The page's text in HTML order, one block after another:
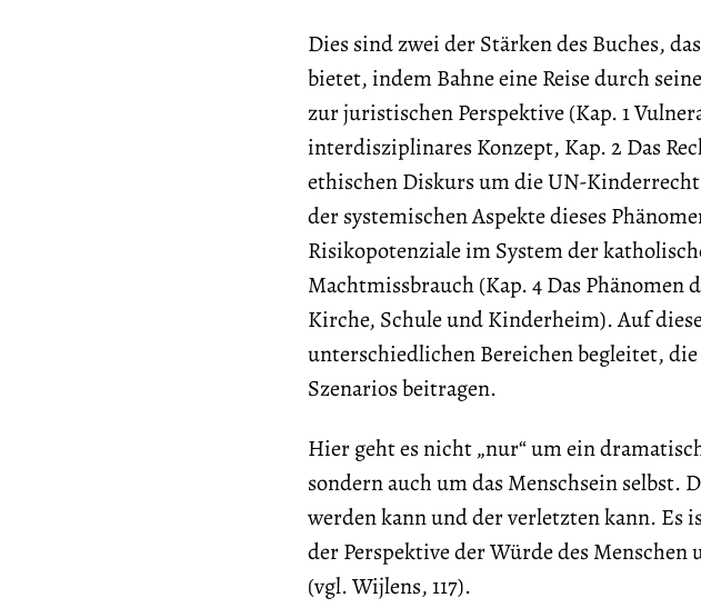
Dies sind zwei der Stärken des Buches,
bietet, indem Bahne eine Reise durch
zur juristischen Perspektive (Kap. 1
interdisziplinares Konzept, Kap. 2 Das
ethischen Diskurs um die UN-
der systemischen Aspekte dieses
Risikopotenziale im System der
Machtmissbrauch (Kap. 4 Das Phänomen
Kirche, Schule und Kinderheim). Auf
unterschiedlichen Bereichen begleitet,
Szenarios beitragen.
Hier geht es nicht „nur“ um ein
sondern auch um das Menschsein selbst.
werden kann und der verletzten kann. Es
der Perspektive der Würde des
(vgl. Wijlens, 117).